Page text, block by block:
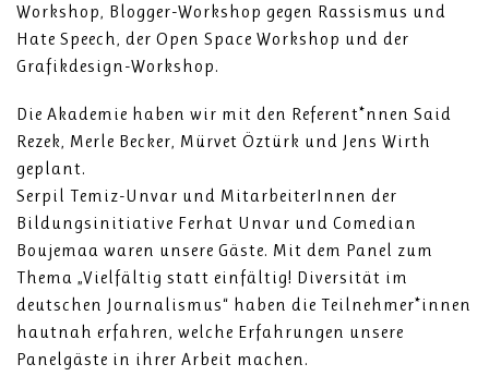
Workshop, Blogger-Workshop gegen Rassismus und
Hate Speech, der Open Space Workshop und der
Grafikdesign-Workshop.
Die Akademie haben wir mit den Referent*nnen Said
Rezek, Merle Becker, Mürvet Öztürk und Jens Wirth
geplant.
Serpil Temiz-Unvar und MitarbeiterInnen der
Bildungsinitiative Ferhat Unvar und Comedian
Boujemaa waren unsere Gäste. Mit dem Panel zum
Thema „Vielfältig statt einfältig! Diversität im
deutschen Journalismus“ haben die Teilnehmer*innen
hautnah erfahren, welche Erfahrungen unsere
Panelgäste in ihrer Arbeit machen.